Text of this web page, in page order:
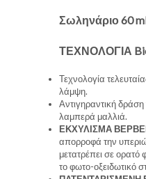
Σωληνάριο 60
ΤΕΧΝΟΛΟΓΙΑ
Τεχνολογία
λάμψη.
Αντιγηραντική
λαμπερά μαλλιά.
ΕΚΧΥΛΙΣΜΑ
απορροφά την
μετατρέπει σε
το φωτο-οξειδωτικό